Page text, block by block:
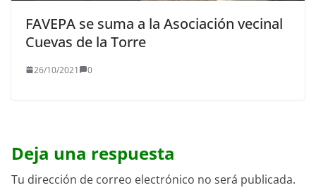
FAVEPA se suma a la Asociación vecinal
Cuevas de la Torre
26/10/2021 0
Deja una respuesta
Tu dirección de correo electrónico no será publicada.